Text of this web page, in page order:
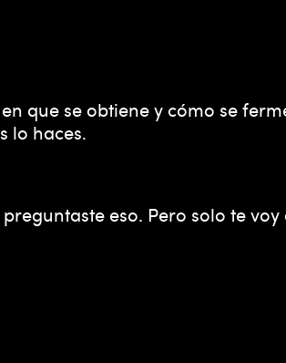
que se obtiene y cómo se
lo haces.
eso. Pero solo te